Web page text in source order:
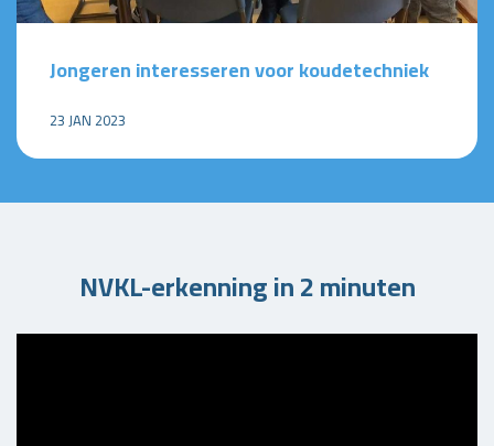
Jongeren interesseren voor koudetechniek
23 JAN 2023
NVKL-erkenning in 2 minuten